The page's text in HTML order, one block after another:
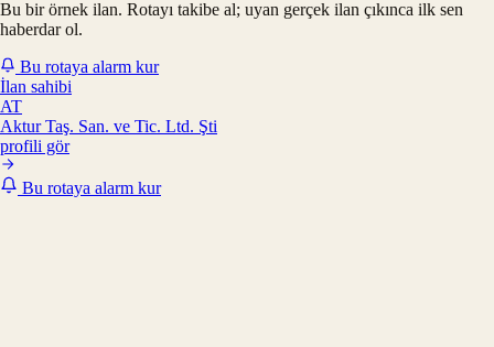
Bu bir örnek ilan. Rotayı takibe al; uyan gerçek ilan çıkınca ilk sen
haberdar ol.
Bu rotaya alarm kur
İlan sahibi
AT
Aktur Taş. San. ve Tic. Ltd. Şti
profili gör
Bu rotaya alarm kur